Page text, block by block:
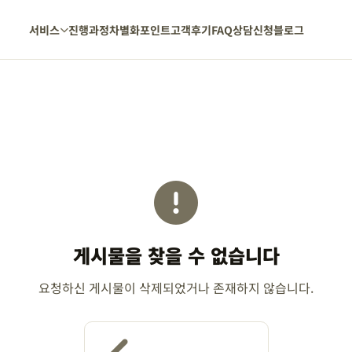
서비스 진행과정차별화포인트고객후기FAQ상담신청블로그
게시물을 찾을 수 없습니다
요청하신 게시물이 삭제되었거나 존재하지 않습니다.